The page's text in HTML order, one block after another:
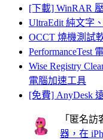
[下載] WinRAR
UltraEdit 純文字
OCCT 燒機測試
PerformanceTest
Wise Registry
電腦加速工具
[免費] AnyDesk
「 匿名訪
器，在